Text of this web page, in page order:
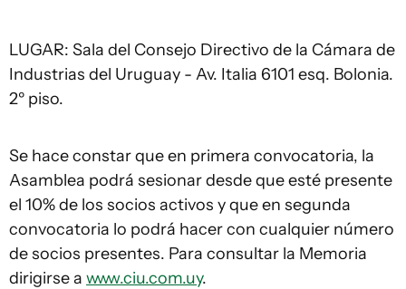
LUGAR: Sala del Consejo Directivo de la Cámara de
Industrias del Uruguay - Av. Italia 6101 esq. Bolonia.
2º piso.
Se hace constar que en primera convocatoria, la
Asamblea podrá sesionar desde que esté presente
el 10% de los socios activos y que en segunda
convocatoria lo podrá hacer con cualquier número
de socios presentes. Para consultar la Memoria
dirigirse a www.ciu.com.uy.